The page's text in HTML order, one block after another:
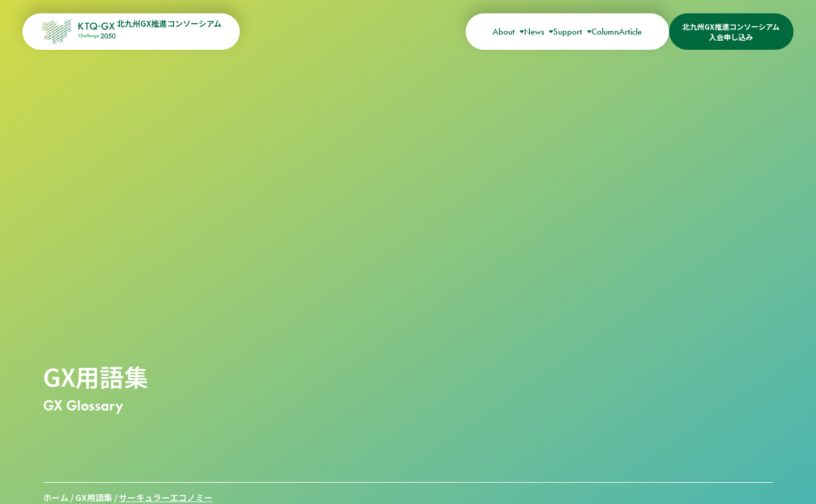
北九州GX推進コンソーシアム
About News Support ColumnArticle
北九州GX推進コンソーシアム
入会申し込み
GX用語集
GX Glossary
ホーム / GX用語集 /サーキュラーエコノミー